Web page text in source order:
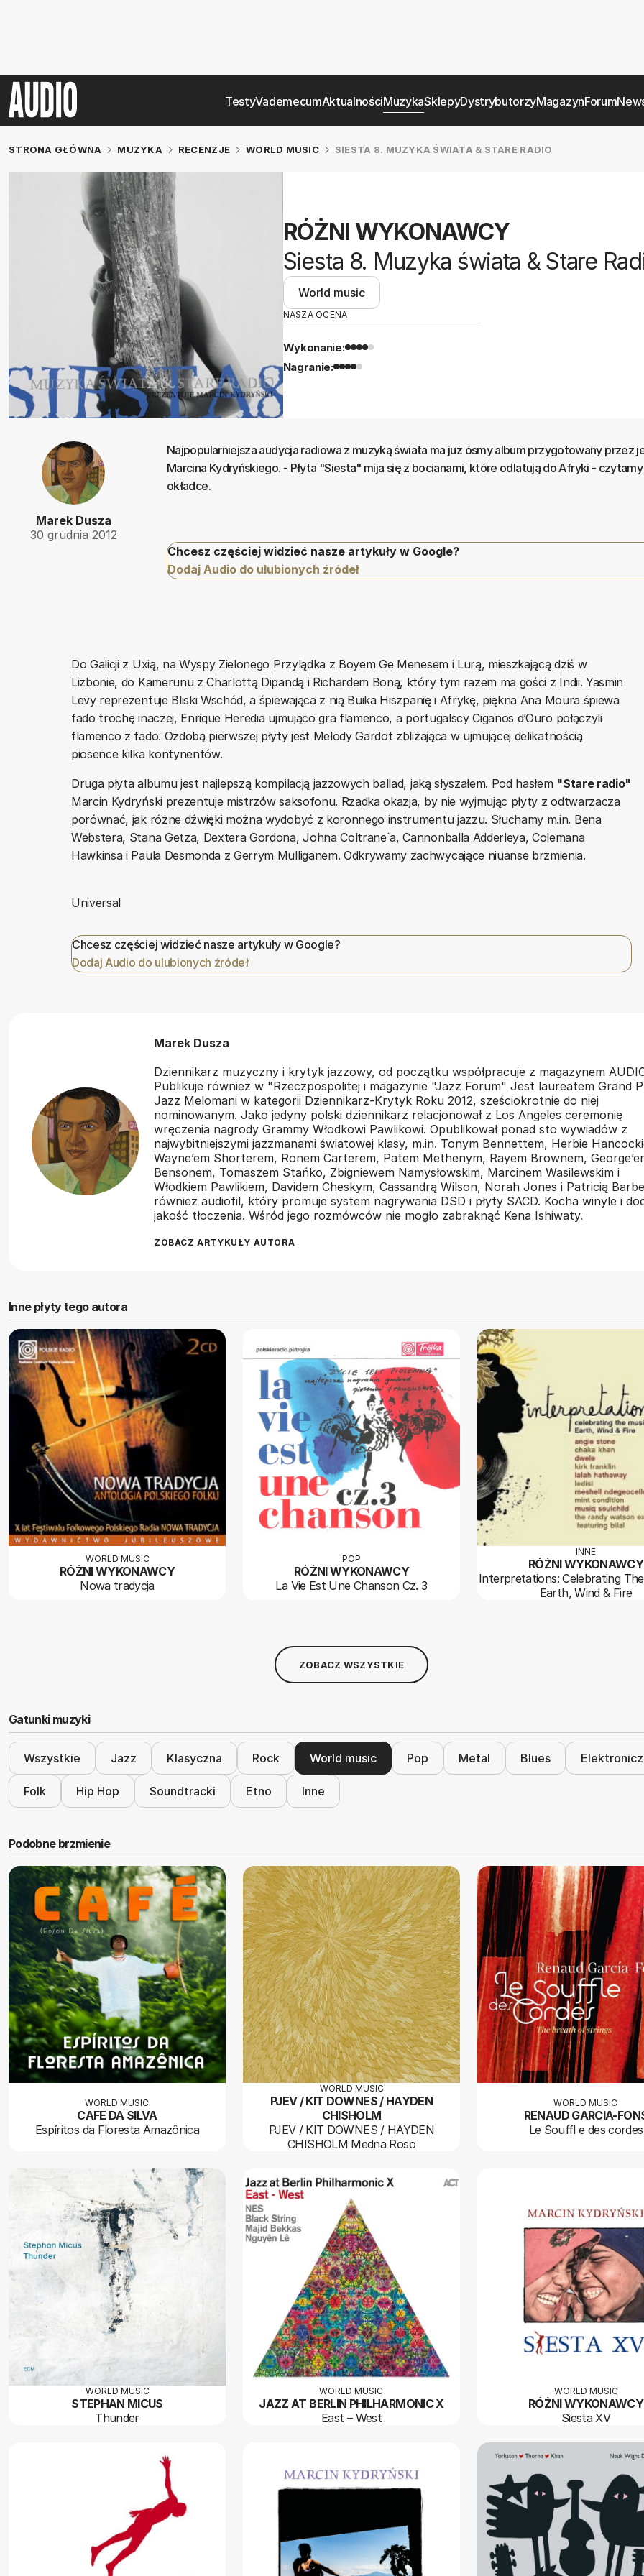
TestyVademecumAktualnościMuzykaSklepyDystrybutorzyMagazynForum
STRONA GŁÓWNA MUZYKA RECENZJE WORLD MUSIC SIESTA 8. MUZYKA ŚWIATA & STARE RADIO
RÓŻNI WYKONAWCY
Siesta 8. Muzyka świata & Stare
World music
NASZA OCENA
Wykonanie:
Nagranie:
Marek Dusza
30 grudnia 2012
Najpopularniejsza audycja radiowa z muzyką świata ma już ósmy album przygotowany przez
Marcina Kydryńskiego. - Płyta "Siesta" mija się z bocianami, które odlatują do Afryki - czytamy
okładce.
Chcesz częściej widzieć nasze artykuły w Google?
Dodaj Audio do ulubionych źródeł
Do Galicji z Uxią, na Wyspy Zielonego Przylądka z Boyem Ge Menesem i Lurą, mieszkającą dziś w
Lizbonie, do Kamerunu z Charlottą Dipandą i Richardem Boną, który tym razem ma gości z Indii. Yasmin
Levy reprezentuje Bliski Wschód, a śpiewająca z nią Buika Hiszpanię i Afrykę, piękna Ana Moura śpiewa
fado trochę inaczej, Enrique Heredia ujmująco gra flamenco, a portugalscy Ciganos d’Ouro połączyli
flamenco z fado. Ozdobą pierwszej płyty jest Melody Gardot zbliżająca w ujmującej delikatnością
piosence kilka kontynentów.
Druga płyta albumu jest najlepszą kompilacją jazzowych ballad, jaką słyszałem. Pod hasłem "Stare radio"
Marcin Kydryński prezentuje mistrzów saksofonu. Rzadka okazja, by nie wyjmując płyty z odtwarzacza
porównać, jak różne dźwięki można wydobyć z koronnego instrumentu jazzu. Słuchamy m.in. Bena
Webstera, Stana Getza, Dextera Gordona, Johna Coltrane`a, Cannonballa Adderleya, Colemana
Hawkinsa i Paula Desmonda z Gerrym Mulliganem. Odkrywamy zachwycające niuanse brzmienia.
Universal
Chcesz częściej widzieć nasze artykuły w Google?
Dodaj Audio do ulubionych źródeł
Marek Dusza
Dziennikarz muzyczny i krytyk jazzowy, od początku współpracuje z magazynem
Publikuje również w "Rzeczpospolitej i magazynie "Jazz Forum" Jest laureatem Grand
Jazz Melomani w kategorii Dziennikarz-Krytyk Roku 2012, sześciokrotnie do niej
nominowanym. Jako jedyny polski dziennikarz relacjonował z Los Angeles ceremonię
wręczenia nagrody Grammy Włodkowi Pawlikowi. Opublikował ponad sto wywiadów z
najwybitniejszymi jazzmanami światowej klasy, m.in. Tonym Bennettem, Herbie
Wayne’em Shorterem, Ronem Carterem, Patem Methenym, Rayem Brownem,
Bensonem, Tomaszem Stańko, Zbigniewem Namysłowskim, Marcinem Wasilewskim i
Włodkiem Pawlikiem, Davidem Cheskym, Cassandrą Wilson, Norah Jones i Patricią
również audiofil, który promuje system nagrywania DSD i płyty SACD. Kocha winyle i
jakość tłoczenia. Wśród jego rozmówców nie mogło zabraknąć Kena Ishiwaty.
ZOBACZ ARTYKUŁY AUTORA
Inne płyty tego autora
WORLD MUSIC
RÓŻNI WYKONAWCY
Nowa tradycja
POP
RÓŻNI WYKONAWCY
La Vie Est Une Chanson Cz. 3
INNE
RÓŻNI WYKONAWCY
Interpretations: Celebrating
Earth, Wind & Fire
ZOBACZ WSZYSTKIE
Gatunki muzyki
Wszystkie Jazz Klasyczna Rock World music Pop Metal Blues
Folk Hip Hop Soundtracki Etno Inne
Podobne brzmienie
WORLD MUSIC
CAFE DA SILVA
Espíritos da Floresta Amazônica
WORLD MUSIC
PJEV / KIT DOWNES / HAYDEN
CHISHOLM
PJEV / KIT DOWNES / HAYDEN
CHISHOLM Medna Roso
WORLD MUSIC
RENAUD GARCIA-
Le Souffl e des cordes
WORLD MUSIC
STEPHAN MICUS
Thunder
WORLD MUSIC
JAZZ AT BERLIN PHILHARMONIC X
East – West
WORLD MUSIC
RÓŻNI WYKONAWCY
Siesta XV